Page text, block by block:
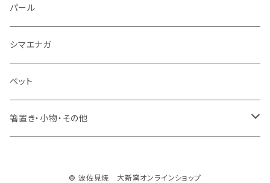
湯のみ
ミニカップ
パール
シマエナガ
ペット
箸置き・小物・その他
© 波佐見焼 大新窯オンラインショップ